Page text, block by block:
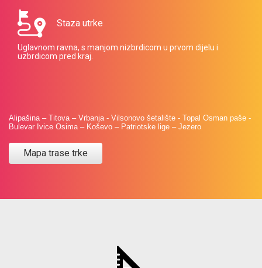
Staza utrke
Uglavnom ravna, s manjom nizbrdicom u prvom dijelu i
uzbrdicom pred kraj.
Alipašina – Titova – Vrbanja - Vilsonovo šetalište - Topal Osman paše -
Bulevar Ivice Osima – Koševo – Patriotske lige – Jezero
Mapa trase trke